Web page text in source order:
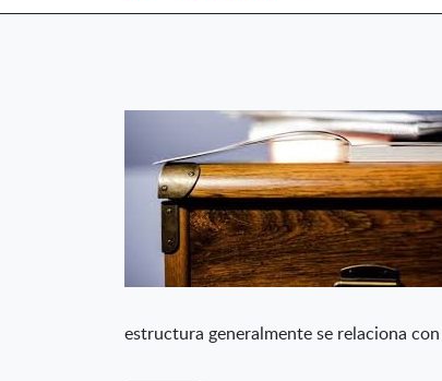
estructura generalmente se relaciona